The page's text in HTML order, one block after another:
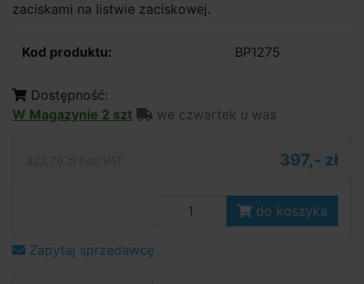
zaciskami na listwie zaciskowej.
Kod produktu: BP1275
Dostępność:
W Magazynie 2 szt
we czwartek u was
397,- zł
do koszyka
Zapytaj sprzedawcę